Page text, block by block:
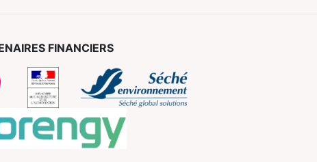
FINANCIERS